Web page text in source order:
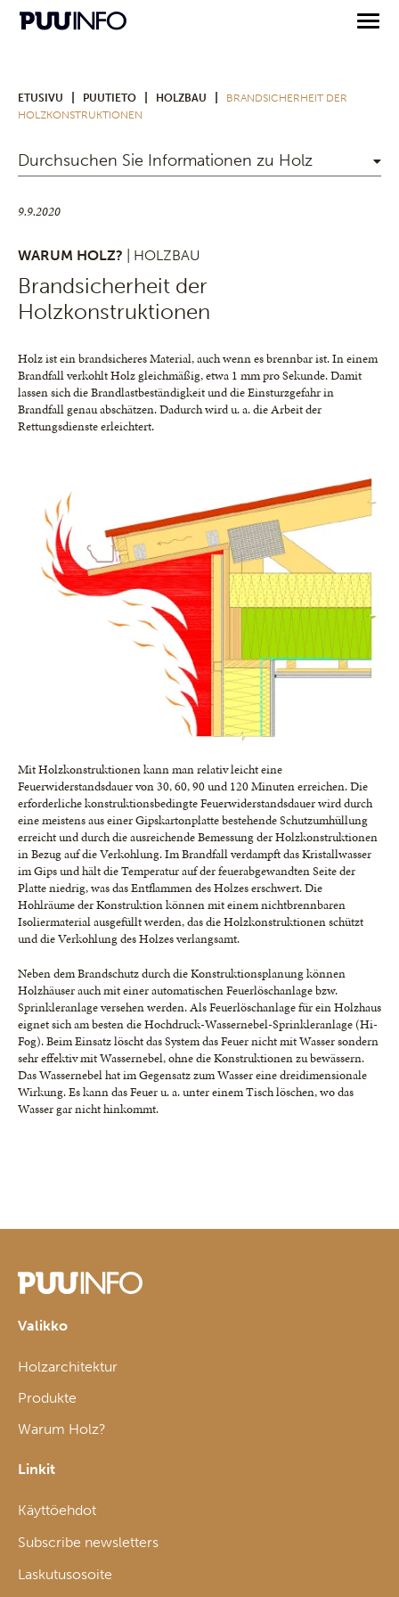
ETUSIVU PUUTIETO HOLZBAU
BRANDSICHERHEIT DER
HOLZKONSTRUKTIONEN
Durchsuchen Sie Informationen zu Holz
9.9.2020
WARUM HOLZ? | HOLZBAU
Brandsicherheit der
Holzkonstruktionen
Holz ist ein brandsicheres Material, auch wenn es brennbar ist. In einem
Brandfall verkohlt Holz gleichmäßig, etwa 1 mm pro Sekunde. Damit
lassen sich die Brandlastbeständigkeit und die Einsturzgefahr in
Brandfall genau abschätzen. Dadurch wird u. a. die Arbeit der
Rettungsdienste erleichtert.
Mit Holzkonstruktionen kann man relativ leicht eine
Feuerwiderstandsdauer von 30, 60, 90 und 120 Minuten erreichen. Die
erforderliche konstruktionsbedingte Feuerwiderstandsdauer wird durch
eine meistens aus einer Gipskartonplatte bestehende Schutzumhüllung
erreicht und durch die ausreichende Bemessung der Holzkonstruktionen
in Bezug auf die Verkohlung. Im Brandfall verdampft das Kristallwasser
im Gips und hält die Temperatur auf der feuerabgewandten Seite der
Platte niedrig, was das Entflammen des Holzes erschwert. Die
Hohlräume der Konstruktion können mit einem nichtbrennbaren
Isoliermaterial ausgefüllt werden, das die Holzkonstruktionen schützt
und die Verkohlung des Holzes verlangsamt.
Neben dem Brandschutz durch die Konstruktionsplanung können
Holzhäuser auch mit einer automatischen Feuerlöschanlage bzw.
Sprinkleranlage versehen werden. Als Feuerlöschanlage für ein Holzhaus
eignet sich am besten die Hochdruck-Wassernebel-Sprinkleranlage (Hi-
Fog). Beim Einsatz löscht das System das Feuer nicht mit Wasser sondern
sehr effektiv mit Wassernebel, ohne die Konstruktionen zu bewässern.
Das Wassernebel hat im Gegensatz zum Wasser eine dreidimensionale
Wirkung. Es kann das Feuer u. a. unter einem Tisch löschen, wo das
Wasser gar nicht hinkommt.
Valikko
Holzarchitektur
Produkte
Warum Holz?
Linkit
Käyttöehdot
Subscribe newsletters
Laskutusosoite